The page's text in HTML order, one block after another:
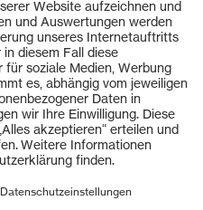
Vertriebsbedingungen Impressum